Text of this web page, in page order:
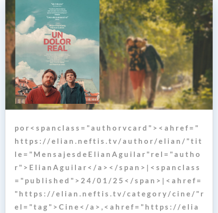
p o r < s p a n c l a s s = " a u t h o r v c a r d " > < a h r e f = "
h t t p s : / / e l i a n . n e f t i s . t v / a u t h o r / e l i a n / " t i t
l e = " M e n s a j e s d e E l i a n A g u i l a r " r e l = " a u t h o
r " > E l i a n A g u i l a r < / a > < / s p a n > | < s p a n c l a s s
= " p u b l i s h e d " > 2 4 / 0 1 / 2 5 < / s p a n > | < a h r e f =
" h t t p s : / / e l i a n . n e f t i s . t v / c a t e g o r y / c i n e / " r
e l = " t a g " > C i n e < / a > , < a h r e f = " h t t p s : / / e l i a